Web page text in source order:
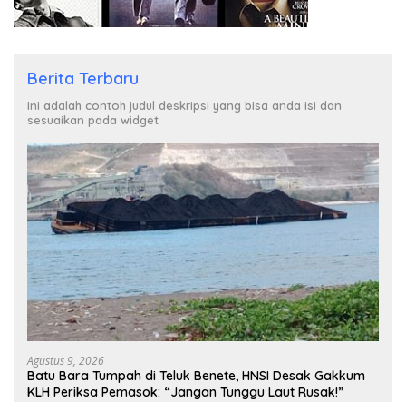
Berita Terbaru
Ini adalah contoh judul deskripsi yang bisa anda isi dan
sesuaikan pada widget
Agustus 9, 2026
Batu Bara Tumpah di Teluk Benete, HNSI Desak Gakkum
KLH Periksa Pemasok: “Jangan Tunggu Laut Rusak!”